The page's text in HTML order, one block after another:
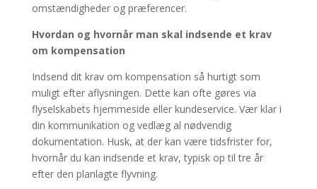
omstændigheder og præferencer.
Hvordan og hvornår man skal indsende et krav
om kompensation
Indsend dit krav om kompensation så hurtigt som
muligt efter aflysningen. Dette kan ofte gøres via
flyselskabets hjemmeside eller kundeservice. Vær klar i
din kommunikation og vedlæg al nødvendig
dokumentation. Husk, at der kan være tidsfrister for,
hvornår du kan indsende et krav, typisk op til tre år
efter den planlagte flyvning.